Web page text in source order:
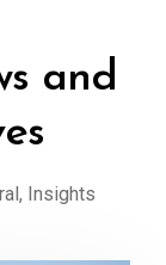
and
, Insights